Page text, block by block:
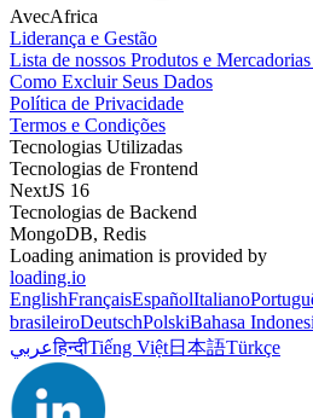
AvecAfrica
Liderança e Gestão
Lista de nossos Produtos e
Como Excluir Seus Dados
Política de Privacidade
Termos e Condições
Tecnologias Utilizadas
Tecnologias de Frontend
NextJS 16
Tecnologias de Backend
MongoDB, Redis
Loading animation is provided by
loading.io
EnglishFrançaisEspañolItaliano
brasileiroDeutschPolskiBahasa
عربيहिन्दीTiếng Việt日本語Türkçe